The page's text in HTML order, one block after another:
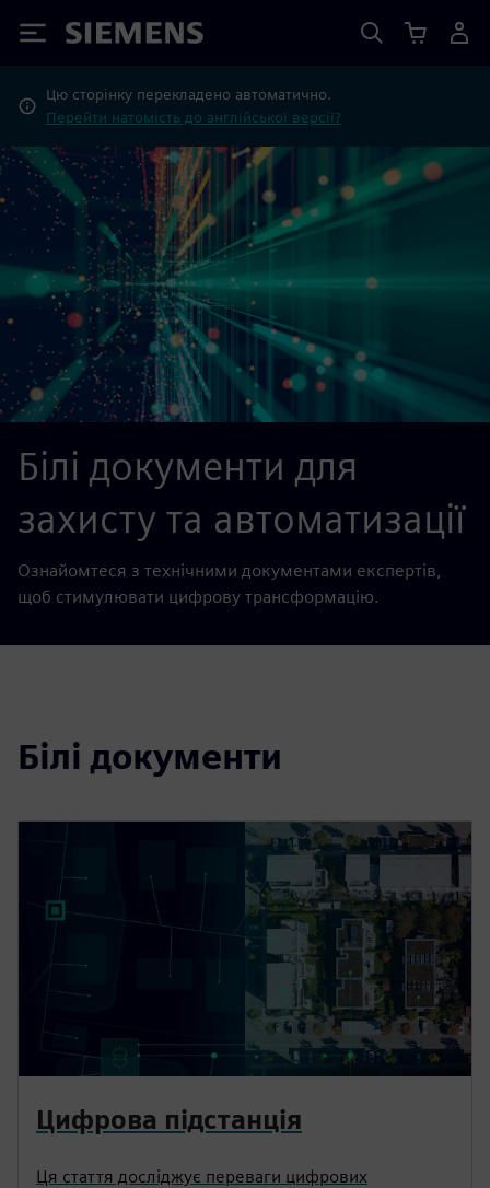
Siemens
Цю сторінку перекладено автоматично.
Перейти натомість до англійської версії?
Білі документи для
захисту та автоматизації
Ознайомтеся з технічними документами експертів,
щоб стимулювати цифрову трансформацію.
Білі документи
Цифрова підстанція
Ця стаття досліджує переваги цифрових